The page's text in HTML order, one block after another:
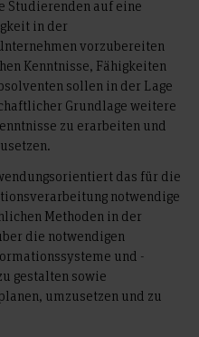
auf eine
in der
vorzubereiten
Kenntnisse, Fähigkeiten
sollen in der Lage
Grundlage weitere
zu erarbeiten und
das für die
notwendige
Methoden in der
die notwendigen
und -
gestalten sowie
umzusetzen und zu